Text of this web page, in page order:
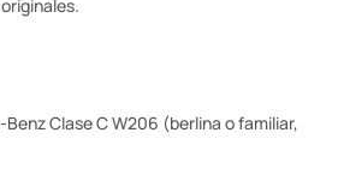
Clase C W206 (berlina o familiar,